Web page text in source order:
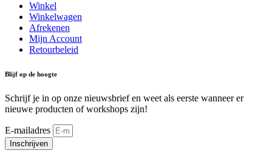
Winkel
Winkelwagen
Afrekenen
Mijn Account
Retourbeleid
Blijf op de hoogte
Schrijf je in op onze nieuwsbrief en weet als eerste wanneer er
nieuwe producten of workshops zijn!
E-mailadres
Inschrijven